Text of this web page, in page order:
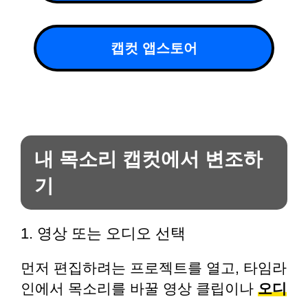
캡컷 앱스토어
내 목소리 캡컷에서 변조하
기
1. 영상 또는 오디오 선택
먼저 편집하려는 프로젝트를 열고, 타임라
인에서 목소리를 바꿀 영상 클립이나 오디